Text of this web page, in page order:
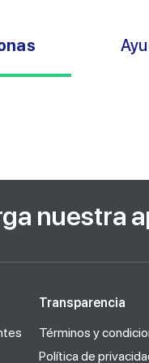
nuestra
Transparencia
Términos y
Política de